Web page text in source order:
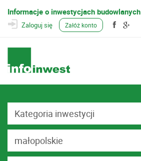
Informacje o inwestycjach budowlanych
Zaloguj się Załóż konto
Kategoria inwestycji
małopolskie